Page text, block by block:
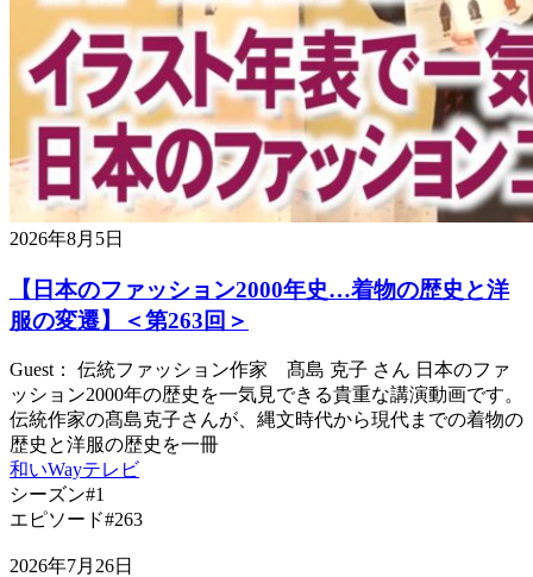
2026年8月5日
【日本のファッション2000年史…着物の歴史と洋
服の変遷】＜第263回＞
Guest： 伝統ファッション作家 髙島 克子 さん 日本のファ
ッション2000年の歴史を一気見できる貴重な講演動画です。
伝統作家の髙島克子さんが、縄文時代から現代までの着物の
歴史と洋服の歴史を一冊
和いWayテレビ
シーズン#1
エピソード#263
2026年7月26日